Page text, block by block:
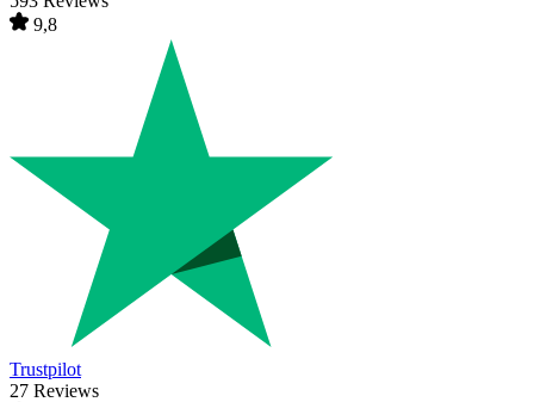
9,8
Trustpilot
27 Reviews